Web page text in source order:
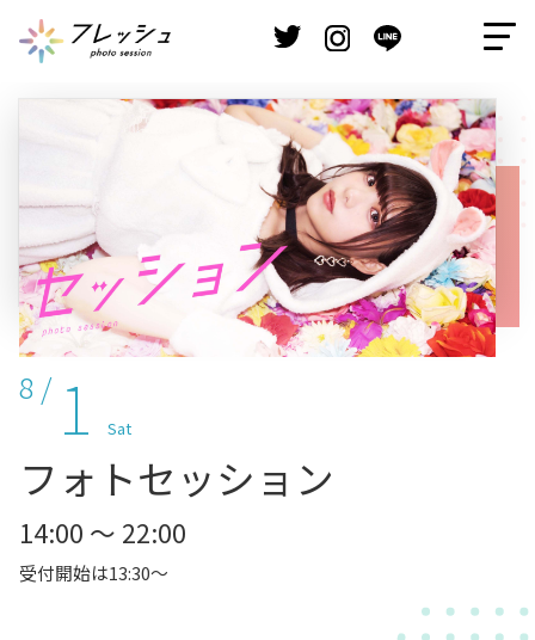
8 / 1 Sat
フォトセッション
14:00 ～ 22:00
受付開始は13:30～